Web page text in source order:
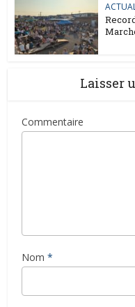
Laisser
Commentaire
Nom *